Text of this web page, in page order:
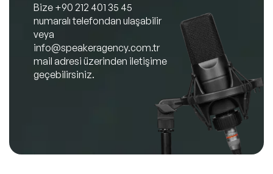
Bize +90 212 401 35 45
numaralı telefondan ulaşabilir
veya
info@speakeragency.com.tr
mail adresi üzerinden iletişime
geçebilirsiniz.